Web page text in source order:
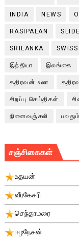
INDIA NEWS
RASIPALAN
SRILANKA
இந்தியா இலங்கை
கதிரவன் உலா
சிறப்பு செய்திகள்
நினைவஞ்சலி
சஞ்சிகைகள்
உதயன்
வீரகேசரி
செந்தாமரை
ஈழநேசன்